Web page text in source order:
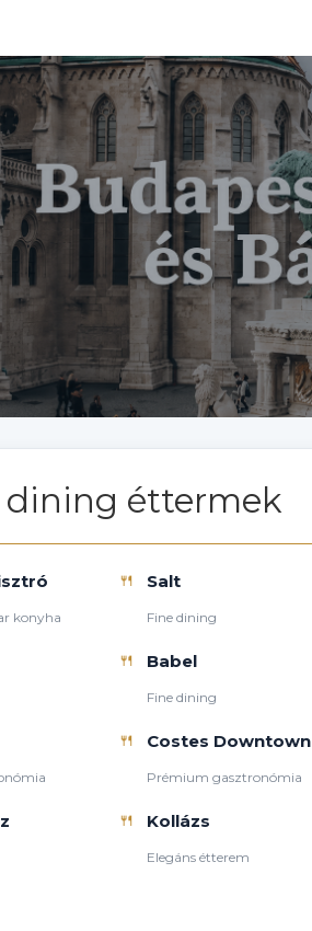
dining éttermek
konyha
🍴 Salt
Fine dining
🍴 Babel
Fine dining
🍴 Costes Downtown
Prémium gasztronómia
🍴 Kollázs
Elegáns étterem